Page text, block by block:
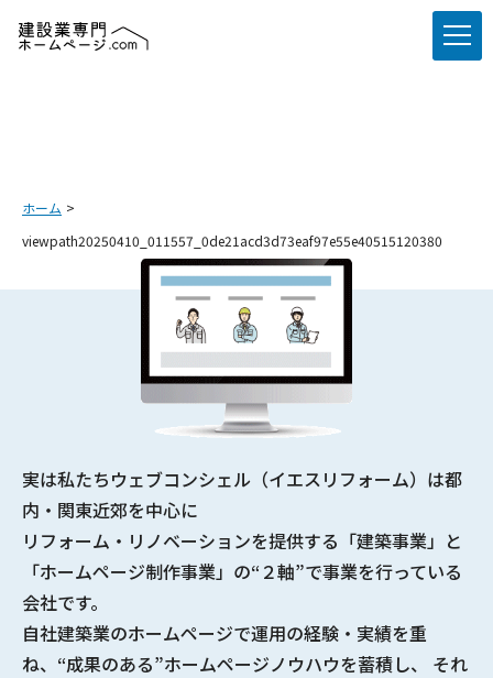
ホーム
viewpath20250410_011557_0de21acd3d73eaf97e55e40515120380
実は私たちウェブコンシェル（イエスリフォーム）は都
内・関東近郊を中心に
リフォーム・リノベーションを提供する 「建築事業」と
「ホームページ制作事業」の“２軸”で事業を行っている
会社です。
自社建築業のホームページで運用の経験・実績を重
ね、 “成果のある”ホームページノウハウを蓄積し、 それ